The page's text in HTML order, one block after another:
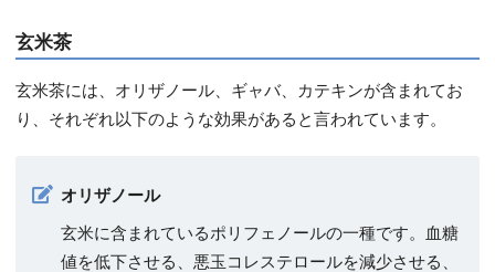
玄米茶
玄米茶には、オリザノール、ギャバ、カテキンが含まれてお
り、それぞれ以下のような効果があると言われています。
オリザノール
玄米に含まれているポリフェノールの一種です。血糖
値を低下させる、悪玉コレステロールを減少させる、